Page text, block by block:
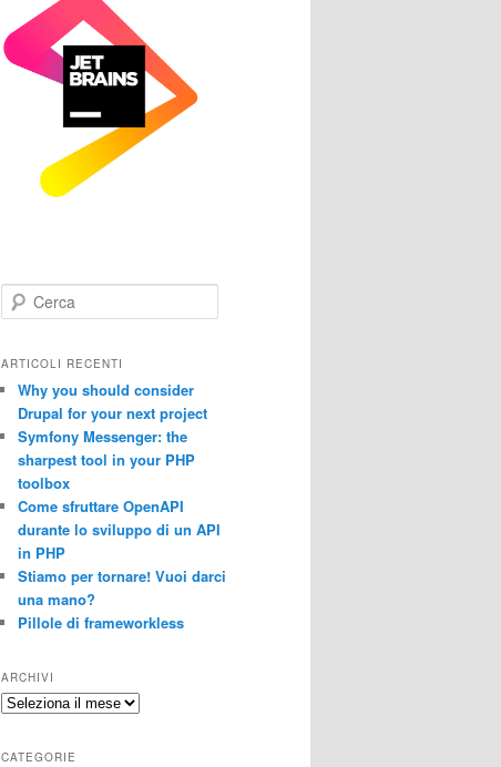
e
c
ARTICOLI RECENTI
Why you should consider
Drupal for your next project
Symfony Messenger: the
sharpest tool in your PHP
toolbox
Come sfruttare OpenAPI
durante lo sviluppo di un API
in PHP
Stiamo per tornare! Vuoi darci
una mano?
Pillole di frameworkless
ARCHIVI
Archivi
CATEGORIE